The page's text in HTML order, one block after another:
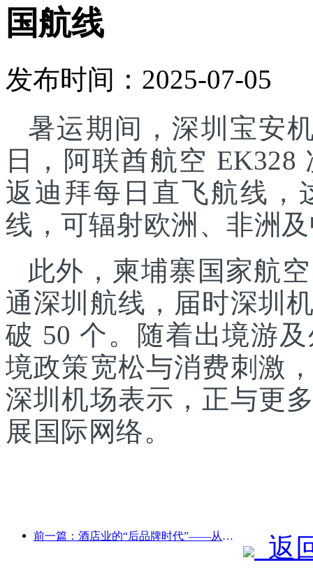
国航线
发布时间：2025-07-05
暑运期间，深圳宝安
日，阿联酋航空
返迪拜每日直飞航线，
线，可辐射欧洲、非洲
此外，柬埔寨国家航
通深圳航线，届时深圳
破 50 个。随着出境游
境政策宽松与消费刺激
深圳机场表示，正与更
展国际网络。
前一篇：酒店业的“后品牌时代”——从规模扩张到效率至上 返